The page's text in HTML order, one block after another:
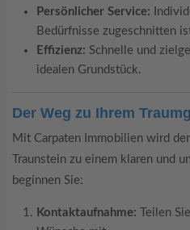
Persönlicher Service:
Bedürfnisse zugeschnitten
Effizienz: Schnelle und
idealen Grundstück.
Der Weg zu Ihrem
Mit Carpaten Immobilien wird
Traunstein zu einem klaren und
beginnen Sie:
Kontaktaufnahme:
Teilen